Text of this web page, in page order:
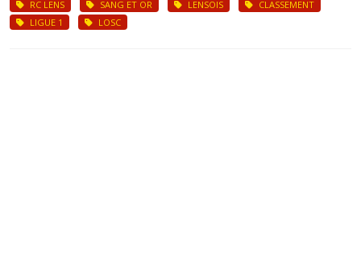
RC LENS
SANG ET OR LENSOIS
CLASSEMENT
LIGUE 1
LOSC